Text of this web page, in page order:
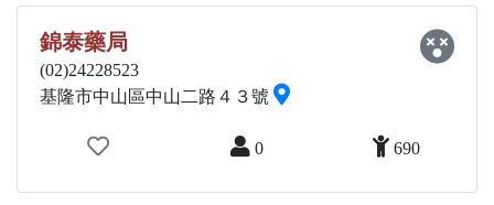
錦泰藥局
(02)24228523
基隆市中山區中山二路４３號
0 690